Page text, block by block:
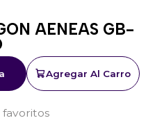
AENEAS GB-
Agregar Al Carro